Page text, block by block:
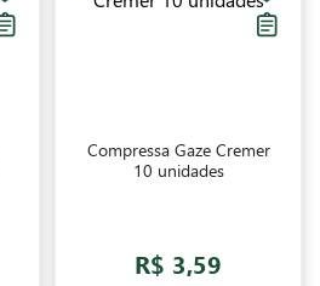
Compressa Gaze Cremer
10 unidades
R$ 3,59